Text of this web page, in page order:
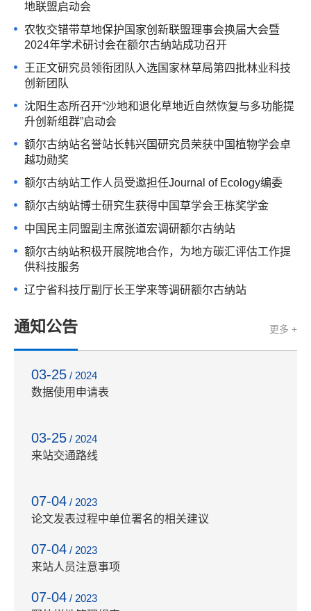
地联盟启动会
农牧交错带草地保护国家创新联盟理事会换届大会暨
2024年学术研讨会在额尔古纳站成功召开
王正文研究员领衔团队入选国家林草局第四批林业科技
创新团队
沈阳生态所召开“沙地和退化草地近自然恢复与多功能提
升创新组群”启动会
额尔古纳站名誉站长韩兴国研究员荣获中国植物学会卓
越功勋奖
额尔古纳站工作人员受邀担任Journal of Ecology编委
额尔古纳站博士研究生获得中国草学会王栋奖学金
中国民主同盟副主席张道宏调研额尔古纳站
额尔古纳站积极开展院地合作，为地方碳汇评估工作提
供科技服务
辽宁省科技厅副厅长王学来等调研额尔古纳站
通知公告 更多 +
03-25 / 2024
数据使用申请表
03-25 / 2024
来站交通路线
07-04 / 2023
论文发表过程中单位署名的相关建议
07-04 / 2023
来站人员注意事项
07-04 / 2023